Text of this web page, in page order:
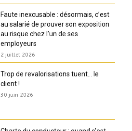
Faute inexcusable : désormais, c’est
au salarié de prouver son exposition
au risque chez l’un de ses
employeurs
2 juillet 2026
Trop de revalorisations tuent… le
client !
30 juin 2026